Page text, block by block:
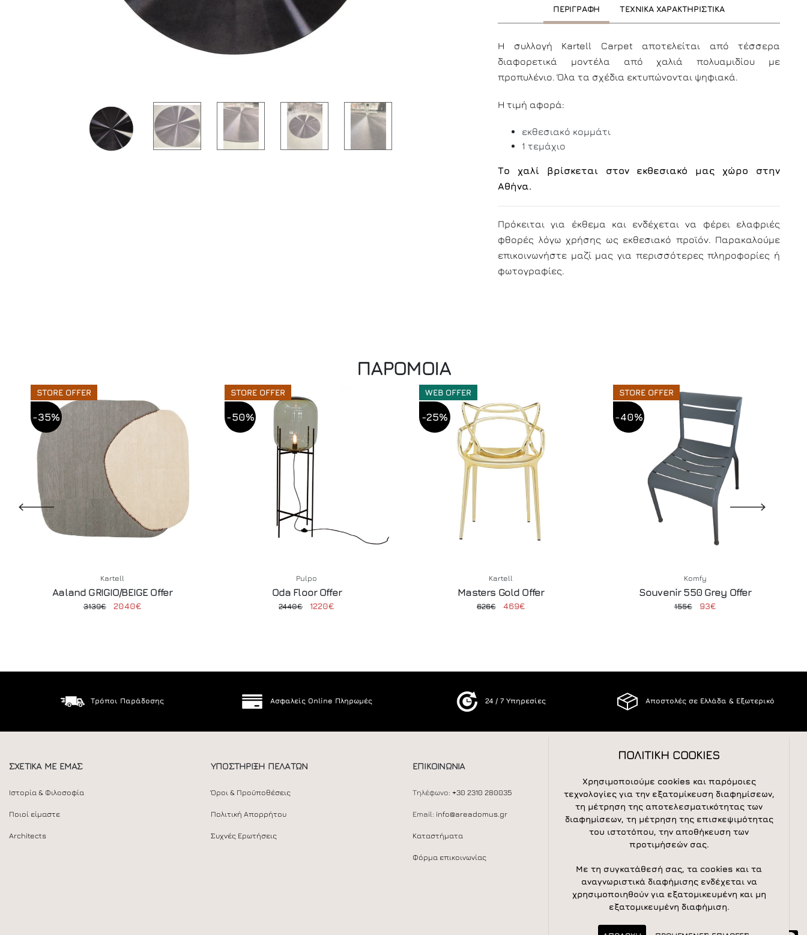
ΠΕΡΙΓΡΑΦΗ ΤΕΧΝΙΚΑ ΧΑΡΑΚΤΗΡΙΣΤΙΚΑ
Η συλλογή Kartell Carpet αποτελείται από τέσσερα
διαφορετικά μοντέλα από χαλιά πολυαμιδίου με
προπυλένιο. Όλα τα σχέδια εκτυπώνονται ψηφιακά.
Η τιμή αφορά:
εκθεσιακό κομμάτι
1 τεμάχιο
Το χαλί βρίσκεται στον εκθεσιακό μας χώρο στην
Αθήνα.
Πρόκειται για έκθεμα και ενδέχεται να φέρει ελαφριές
φθορές λόγω χρήσης ως εκθεσιακό προϊόν. Παρακαλούμε
επικοινωνήστε μαζί μας για περισσότερες πληροφορίες ή
φωτογραφίες.
ΠΑΡΟΜΟΙΑ
STORE OFFER
-35%
Kartell
Aaland GRIGIO/BEIGE Offer
3139€ 2040€
STORE OFFER
-50%
Pulpo
Oda Floor Offer
2440€ 1220€
WEB OFFER
-25%
Kartell
Masters Gold Offer
626€ 469€
STORE OFFER
-40%
Komfy
Souvenir 550 Grey Offer
155€ 93€
Τρόποι Παράδοσης Ασφαλείς Online Πληρωμές 24 / 7 Υπηρεσίες Αποστολές σε Ελλάδα & Εξωτερικό
ΣΧΕΤΙΚΑ ΜΕ ΕΜΑΣ
Ιστορία & Φιλοσοφία
Ποιοί είμαστε
Architects
ΥΠΟΣΤΗΡΙΞΗ ΠΕΛΑΤΩΝ
Όροι & Προϋποθέσεις
Πολιτική Απορρήτου
Συχνές Ερωτήσεις
ΕΠΙΚΟΙΝΩΝΙΑ
Τηλέφωνο: +30 2310 280035
Email: info@areadomus.gr
Καταστήματα
Φόρμα επικοινωνίας
NEWSLETTER
Newsletter
ΠΟΛΙΤΙΚΗ COOKIES
Χρησιμοποιούμε cookies και παρόμοιες
τεχνολογίες για την εξατομίκευση διαφημίσεων,
τη μέτρηση της αποτελεσματικότητας των
διαφημίσεων, τη μέτρηση της επισκεψιμότητας
του ιστοτόπου, την αποθήκευση των
προτιμήσεών σας.
Με τη συγκατάθεσή σας, τα cookies και τα
αναγνωριστικά διαφήμισης ενδέχεται να
χρησιμοποιηθούν για εξατομικευμένη και μη
εξατομικευμένη διαφήμιση.